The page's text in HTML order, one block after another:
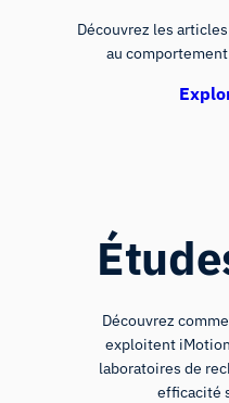
Découvrez les
au
Découvrez
exploitent
laboratoires de
efficacité